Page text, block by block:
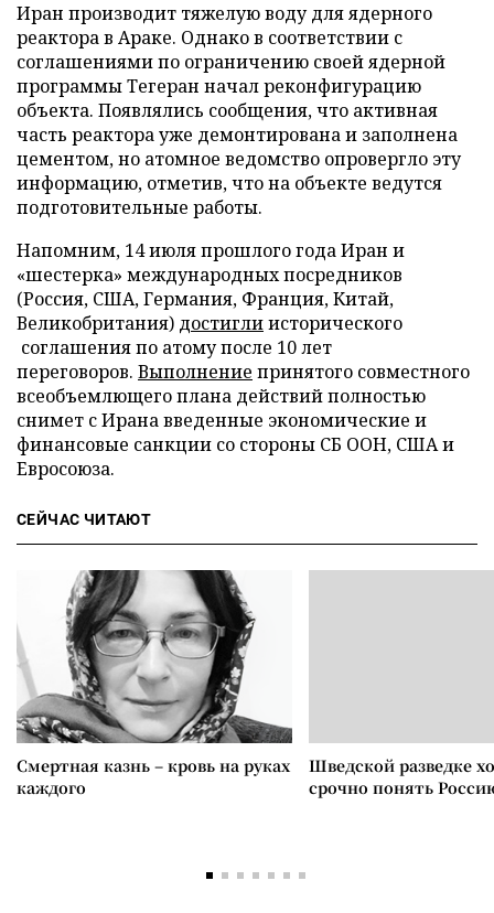
Иран производит тяжелую воду для ядерного
реактора в Араке. Однако в соответствии с
соглашениями по ограничению своей ядерной
программы Тегеран начал реконфигурацию
объекта. Появлялись сообщения, что активная
часть реактора уже демонтирована и заполнена
цементом, но атомное ведомство опровергло эту
информацию, отметив, что на объекте ведутся
подготовительные работы.
Напомним, 14 июля прошлого года Иран и
«шестерка» международных посредников
(Россия, США, Германия, Франция, Китай,
Великобритания) достиглиисторического
соглашения по атому после 10 лет
переговоров. Выполнение принятого совместного
всеобъемлющего плана действий полностью
снимет с Ирана введенные экономические и
финансовые санкции со стороны СБ ООН, США и
Евросоюза.
СЕЙЧАС ЧИТАЮТ
Смертная казнь – кровь на руках
каждого
Шведской разведке
срочно понять